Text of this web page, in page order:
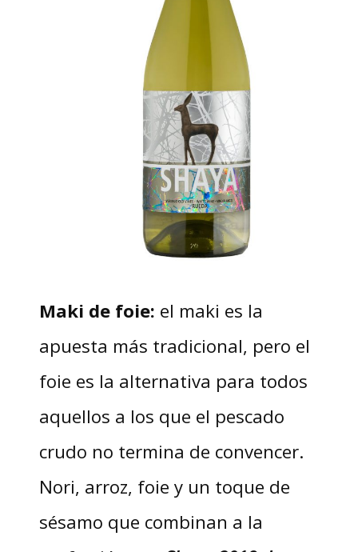
Maki de foie: el maki es la
apuesta más tradicional, pero el
foie es la alternativa para todos
aquellos a los que el pescado
crudo no termina de convencer.
Nori, arroz, foie y un toque de
sésamo que combinan a la